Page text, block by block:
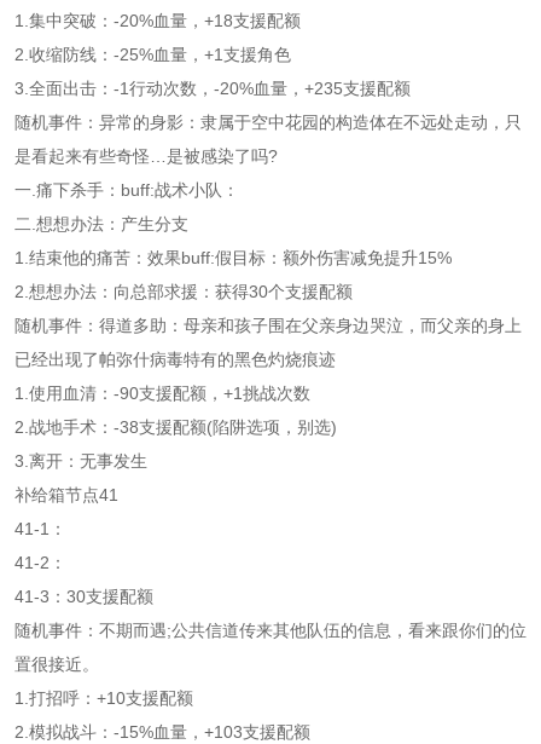
1.集中突破：-20%血量，+18支援配额
2.收缩防线：-25%血量，+1支援角色
3.全面出击：-1行动次数，-20%血量，+235支援配额
随机事件：异常的身影：隶属于空中花园的构造体在不远处走动，只
是看起来有些奇怪…是被感染了吗?
一.痛下杀手：buff:战术小队：
二.想想办法：产生分支
1.结束他的痛苦：效果buff:假目标：额外伤害减免提升15%
2.想想办法：向总部求援：获得30个支援配额
随机事件：得道多助：母亲和孩子围在父亲身边哭泣，而父亲的身上
已经出现了帕弥什病毒特有的黑色灼烧痕迹
1.使用血清：-90支援配额，+1挑战次数
2.战地手术：-38支援配额(陷阱选项，别选)
3.离开：无事发生
补给箱节点41
41-1：
41-2：
41-3：30支援配额
随机事件：不期而遇;公共信道传来其他队伍的信息，看来跟你们的位
置很接近。
1.打招呼：+10支援配额
2.模拟战斗：-15%血量，+103支援配额